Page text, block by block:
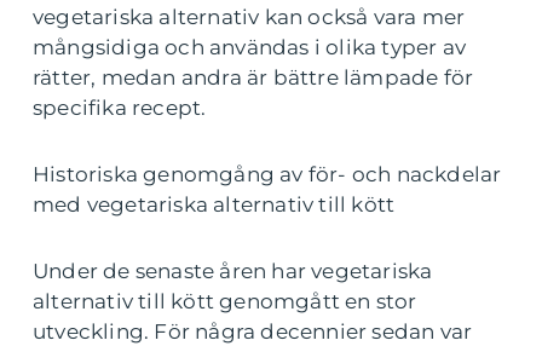
vegetariska alternativ kan också vara mer
mångsidiga och användas i olika typer av
rätter, medan andra är bättre lämpade för
specifika recept.
Historiska genomgång av för- och nackdelar
med vegetariska alternativ till kött
Under de senaste åren har vegetariska
alternativ till kött genomgått en stor
utveckling. För några decennier sedan var